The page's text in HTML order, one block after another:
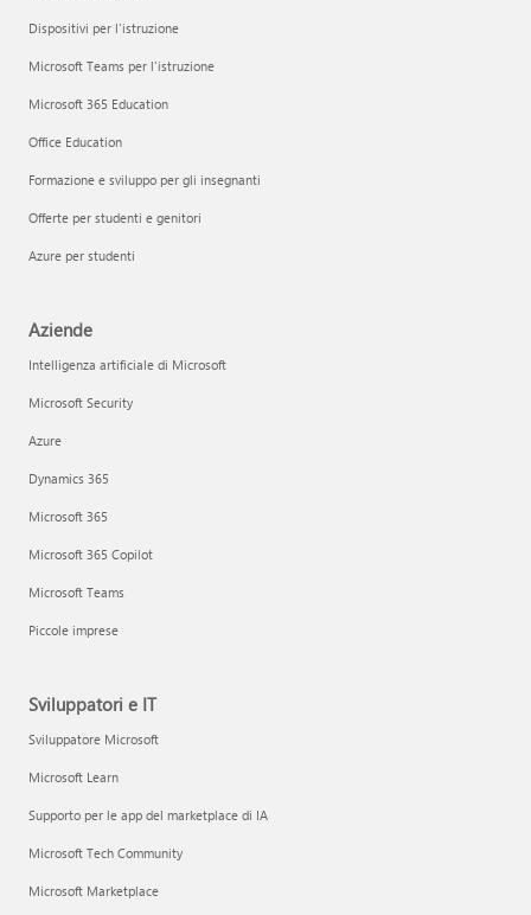
Dispositivi per l'istruzione
Microsoft Teams per l'istruzione
Microsoft 365 Education
Office Education
Formazione e sviluppo per gli insegnanti
Offerte per studenti e genitori
Azure per studenti
Aziende
Intelligenza artificiale di Microsoft
Microsoft Security
Azure
Dynamics 365
Microsoft 365
Microsoft 365 Copilot
Microsoft Teams
Piccole imprese
Sviluppatori e IT
Sviluppatore Microsoft
Microsoft Learn
Supporto per le app del marketplace di IA
Microsoft Tech Community
Microsoft Marketplace